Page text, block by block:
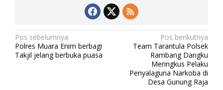
N
a
Pos sebelumnya
Polres Muara Enim berbagi
Takjil jelang berbuka puasa
Pos berikutnya
Team Tarantula Polsek
Rambang Dangku
Meringkus Pelaku
Penyalaguna Narkoba di
Desa Gunung Raja